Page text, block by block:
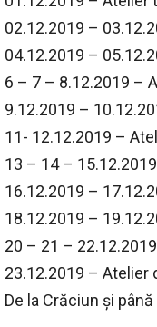
02.12.2019 –
04.12.2019 –
6 – 7 – 8.12.2019 –
9.12.2019 –
11- 12.12.2019 –
13 – 14 –
16.12.2019 –
18.12.2019 –
20 – 21 –
23.12.2019 – Atelier
De la Crăciun și